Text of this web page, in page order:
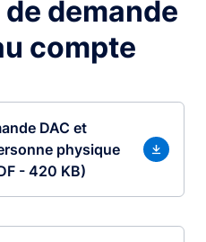
demande
compte
DAC et
physique
- 420 KB)